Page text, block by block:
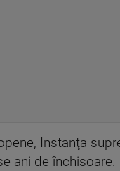
Instanţa
ani de închisoare.